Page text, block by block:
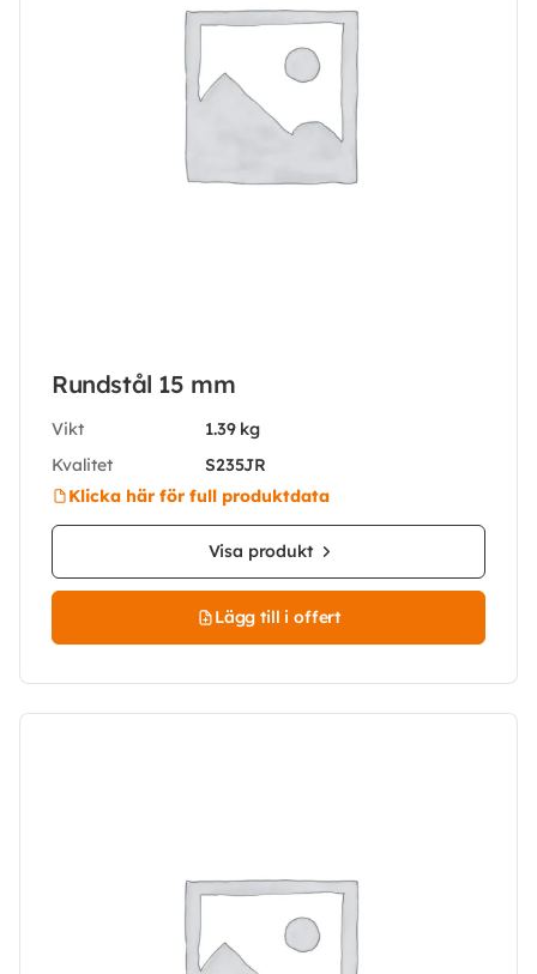
Rundstål 15 mm
Vikt
1.39 kg
Kvalitet
S235JR
Klicka här för full produktdata
Visa produkt
Lägg till i offert